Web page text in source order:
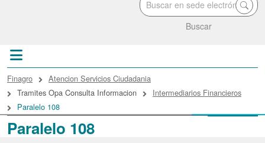
Buscar
Paralelo 108
enlaces de ayuda a la
Finagro
Atencion Servicios Ciudadania
Tramites Opa Consulta Informacion
Intermediarios Financieros
Paralelo 108